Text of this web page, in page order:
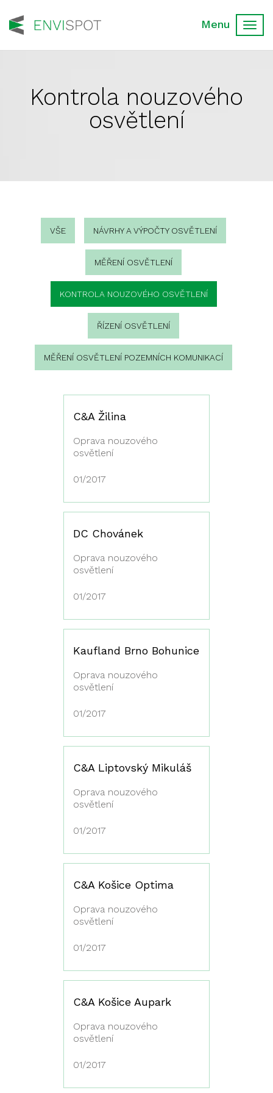
Kontrola nouzového
osvětlení
VŠE NÁVRHY A VÝPOČTY OSVĚTLENÍ
MĚŘENÍ OSVĚTLENÍ
KONTROLA NOUZOVÉHO OSVĚTLENÍ
ŘÍZENÍ OSVĚTLENÍ
MĚŘENÍ OSVĚTLENÍ POZEMNÍCH KOMUNIKACÍ
C&A Žilina
Oprava nouzového
osvětlení
01/2017
DC Chovánek
Oprava nouzového
osvětlení
01/2017
Kaufland Brno Bohunice
Oprava nouzového
osvětlení
01/2017
C&A Liptovský Mikuláš
Oprava nouzového
osvětlení
01/2017
C&A Košice Optima
Oprava nouzového
osvětlení
01/2017
C&A Košice Aupark
Oprava nouzového
osvětlení
01/2017